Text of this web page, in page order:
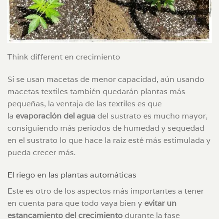
Think different en crecimiento
Si se usan macetas de menor capacidad, aún usando
macetas textiles también quedarán plantas más
pequeñas, la ventaja de las textiles es que
la evaporación del aguadel sustrato es mucho mayor,
consiguiendo más periodos de humedad y sequedad
en el sustrato lo que hace la raíz esté más estimulada y
pueda crecer más.
El riego en las plantas automáticas
Este es otro de los aspectos más importantes a tener
en cuenta para que todo vaya bien yevitar un
estancamiento del crecimientodurante la fase